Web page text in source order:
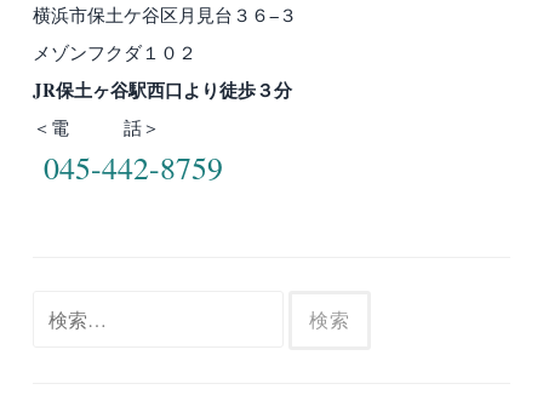
横浜市保土ケ谷区月見台３６−３
メゾンフクダ１０２
JR保土ヶ谷駅西口より徒歩３分
＜電 話＞
045-442-8759